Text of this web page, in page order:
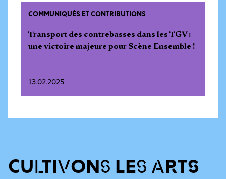
COMMUNIQUÉS ET CONTRIBUTIONS
Transport des contrebasses dans les TGV :
une victoire majeure pour Scène Ensemble !
13.02.2025
CULTIVONS LES ARTS